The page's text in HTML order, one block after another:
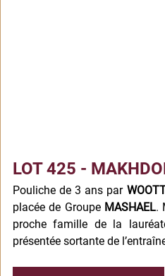
LOT 425 -
Pouliche de 3 ans par
placée de Groupe MASHAEL.
proche famille de la
présentée sortante de